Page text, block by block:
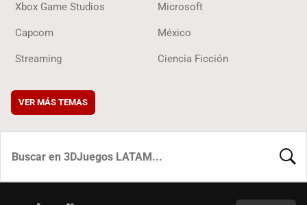
Xbox Game Studios Microsoft
Capcom México
Streaming Ciencia Ficción
VER MÁS TEMAS